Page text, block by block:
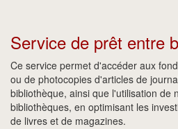
Service de prêt entre
Ce service permet d'accéder aux
ou de photocopies d'articles de
bibliothèque, ainsi que l'utilisation de
bibliothèques, en optimisant les
de livres et de magazines.